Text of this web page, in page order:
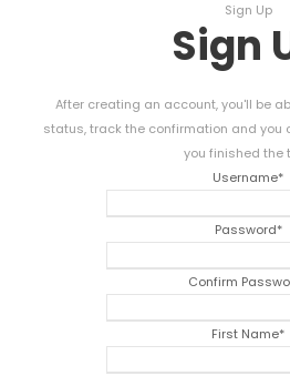
Sign Up
Sign
After creating an account,you'll be
status,track the confirmation and you
you finished the
Username*
Password*
Confirm
First Name*